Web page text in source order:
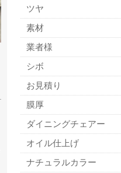
ツヤ
素材
業者様
シボ
お見積り
膜厚
ダイニングチェアー
オイル仕上げ
ナチュラルカラー